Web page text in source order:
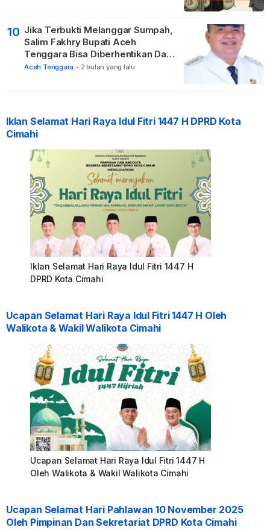
10 Jika Terbukti Melanggar Sumpah,
Salim Fakhry Bupati Aceh
Tenggara Bisa Diberhentikan Dari
Jabatannya
Aceh Tenggara - 2 bulan yang lalu
Iklan Selamat Hari Raya Idul Fitri 1447 H DPRD Kota
Cimahi
Iklan Selamat Hari Raya Idul Fitri 1447 H
DPRD Kota Cimahi
Ucapan Selamat Hari Raya Idul Fitri 1447 H Oleh
Walikota & Wakil Walikota Cimahi
Ucapan Selamat Hari Raya Idul Fitri 1447 H
Oleh Walikota & Wakil Walikota Cimahi
Ucapan Selamat Hari Pahlawan 10 November 2025
Oleh Pimpinan Dan Sekretariat DPRD Kota Cimahi